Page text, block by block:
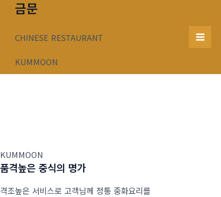
너
금문
CHINESE RESTAURANT
KUMMOON
Main
KUMMOON
품격높은 중식의 명가
격조높은 서비스로 고객님께 정통 중화요리를